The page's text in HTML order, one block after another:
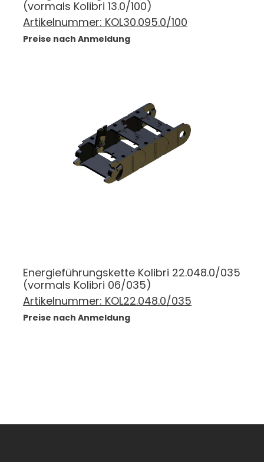
(vormals Kolibri 13.0/100)
Artikelnummer: KOL30.095.0/100
Preise nach Anmeldung
Energieführungskette Kolibri 22.048.0/035
(vormals Kolibri 06/035)
Artikelnummer: KOL22.048.0/035
Preise nach Anmeldung